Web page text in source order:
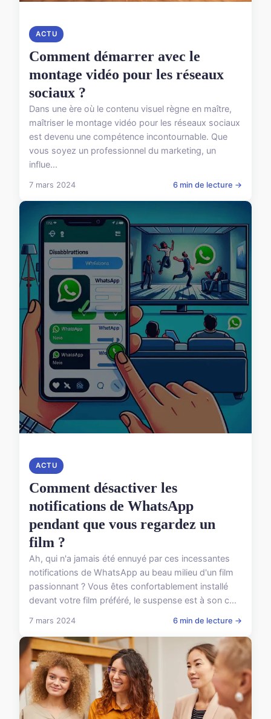
ACTU
Comment démarrer avec le
montage vidéo pour les réseaux
sociaux ?
Dans une ère où le contenu visuel règne en maître,
maîtriser le montage vidéo pour les réseaux sociaux
est devenu une compétence incontournable. Que
vous soyez un professionnel du marketing, un
influe...
7 mars 2024 6 min de lecture →
ACTU
Comment désactiver les
notifications de WhatsApp
pendant que vous regardez un
film ?
Ah, qui n'a jamais été ennuyé par ces incessantes
notifications de WhatsApp au beau milieu d'un film
passionnant ? Vous êtes confortablement installé
devant votre film préféré, le suspense est à son c...
7 mars 2024 6 min de lecture →